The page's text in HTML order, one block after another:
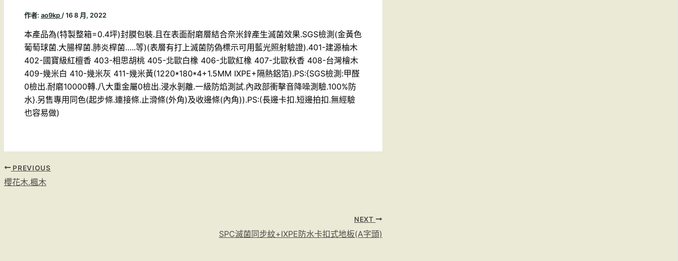
作者: ao9kp /16 8 月, 2022
本產品為(特製整箱=0.4坪)封膜包裝.且在表面耐磨層結合奈米鋅產生滅菌效果.SGS檢測(金黃色
葡萄球菌.大腸桿菌.肺炎桿菌…..等)(表層有打上滅菌防偽標示可用藍光照射驗證).401-建源柚木
402-國寶級紅檀香 403-相思胡桃 405-北歐白橡 406-北歐紅橡 407-北歐秋香 408-台灣檜木
409-幾米白 410-幾米灰 411-幾米黃(1220*180*4+1.5MM IXPE+隔熱鋁箔).PS:{SGS檢測:甲醛
0檢出.耐磨10000轉.八大重金屬0檢出.浸水剝離.一級防焰測試.內政部衝擊音降噪測驗.100%防
水}.另售專用同色(起步條.連接條.止滑條(外角)及收邊條(內角)).PS:(長邊卡扣.短邊拍扣.無經驗
也容易做)
PREVIOUS
櫻花木.楓木
NEXT
SPC滅菌同步紋+IXPE防水卡扣式地板(A字頭)